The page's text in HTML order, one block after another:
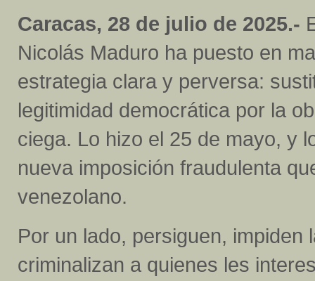
Caracas, 28 de julio de 2025.-
Nicolás Maduro ha puesto en
estrategia clara y perversa:
legitimidad democrática por la
ciega. Lo hizo el 25 de mayo, y
nueva imposición fraudulenta
venezolano.
Por un lado, persiguen, impiden
criminalizan a quienes les